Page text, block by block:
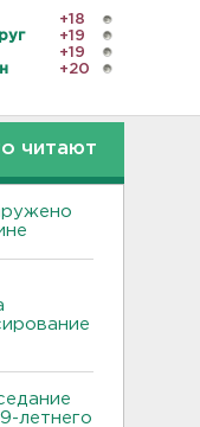
+18
+19
+19
+20
читают
летнего